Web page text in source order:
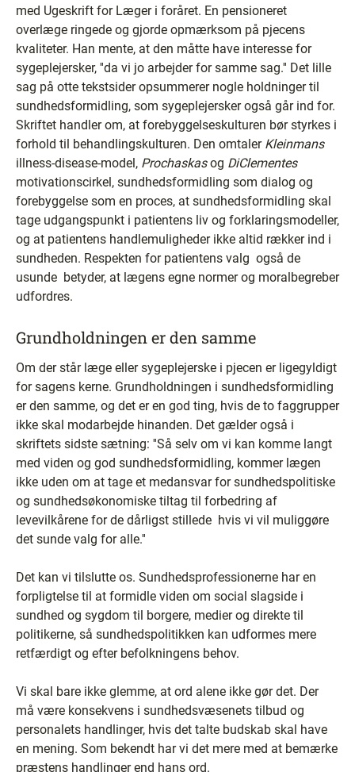
med Ugeskrift for Læger i foråret. En pensioneret
overlæge ringede og gjorde opmærksom på pjecens
kvaliteter. Han mente, at den måtte have interesse for
sygeplejersker, ''da vi jo arbejder for samme sag.'' Det lille
sag på otte tekstsider opsummerer nogle holdninger til
sundhedsformidling, som sygeplejersker også går ind for.
Skriftet handler om, at forebyggelseskulturen bør styrkes i
forhold til behandlingskulturen. Den omtaler Kleinmans
illness-disease-model, Prochaskasog DiClementes
motivationscirkel, sundhedsformidling som dialog og
forebyggelse som en proces, at sundhedsformidling skal
tage udgangspunkt i patientens liv og forklaringsmodeller,
og at patientens handlemuligheder ikke altid rækker ind i
sundheden. Respekten for patientens valg ­ også de
usunde ­ betyder, at lægens egne normer og moralbegreber
udfordres.
Grundholdningen er den samme
Om der står læge eller sygeplejerske i pjecen er ligegyldigt
for sagens kerne. Grundholdningen i sundhedsformidling
er den samme, og det er en god ting, hvis de to faggrupper
ikke skal modarbejde hinanden. Det gælder også i
skriftets sidste sætning: ''Så selv om vi kan komme langt
med viden og god sundhedsformidling, kommer lægen
ikke uden om at tage et medansvar for sundhedspolitiske
og sundhedsøkonomiske tiltag til forbedring af
levevilkårene for de dårligst stillede ­ hvis vi vil muliggøre
det sunde valg for alle.''
Det kan vi tilslutte os. Sundhedsprofessionerne har en
forpligtelse til at formidle viden om social slagside i
sundhed og sygdom til borgere, medier og direkte til
politikerne, så sundhedspolitikken kan udformes mere
retfærdigt og efter befolkningens behov.
Vi skal bare ikke glemme, at ord alene ikke gør det. Der
må være konsekvens i sundhedsvæsenets tilbud og
personalets handlinger, hvis det talte budskab skal have
en mening. Som bekendt har vi det mere med at bemærke
præstens handlinger end hans ord.